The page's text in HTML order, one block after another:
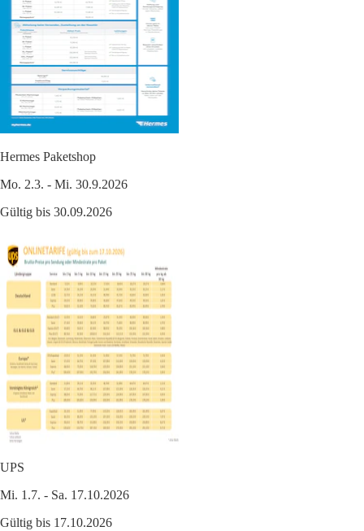
Hermes Paketshop
Mo. 2.3. - Mi. 30.9.2026
Gültig bis 30.09.2026
UPS
Mi. 1.7. - Sa. 17.10.2026
Gültig bis 17.10.2026